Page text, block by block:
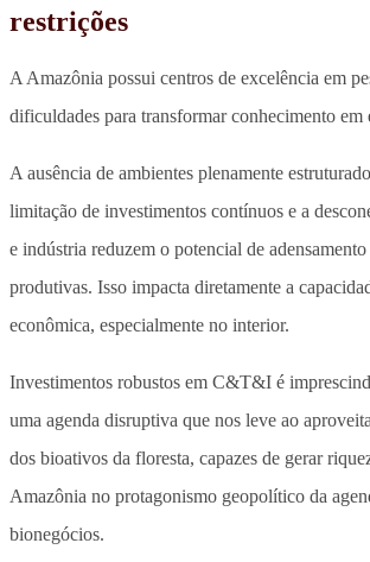
restrições
A Amazônia possui centros de excelência em
dificuldades para transformar conhecimento em
A ausência de ambientes plenamente
limitação de investimentos contínuos e a
e indústria reduzem o potencial de adensamento
produtivas. Isso impacta diretamente a
econômica, especialmente no interior.
Investimentos robustos em C&T&I é
uma agenda disruptiva que nos leve ao
dos bioativos da floresta, capazes de gerar
Amazônia no protagonismo geopolítico da
bionegócios.